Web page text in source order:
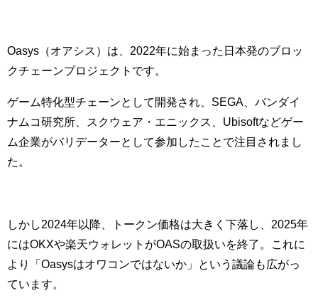
Oasys（オアシス）は、2022年に始まった日本発のブロッ
クチェーンプロジェクトです。
ゲーム特化型チェーンとして開発され、SEGA、バンダイ
ナムコ研究所、スクウェア・エニックス、Ubisoftなどゲー
ム企業がバリデーターとして参加したことで注目されまし
た。
しかし2024年以降、トークン価格は大きく下落し、2025年
にはOKXや楽天ウォレットがOASの取扱いを終了。これに
より「Oasysはオワコンではないか」という議論も広がっ
ています。